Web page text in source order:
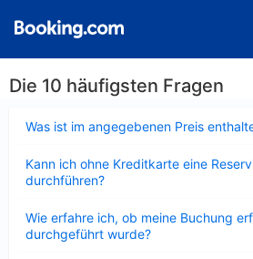
Die 10 häufigsten Fragen
Was ist im angegebenen Preis
Kann ich ohne Kreditkarte eine
durchführen?
Wie erfahre ich, ob meine Buchung
durchgeführt wurde?